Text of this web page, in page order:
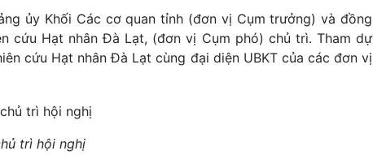
ủy Khối Các cơ quan tỉnh (đơn vị Cụm trưởng) và đồng
cứu Hạt nhân Đà Lạt, (đơn vị Cụm phó) chủ trì. Tham dự
cứu Hạt nhân Đà Lạt cùng đại diện UBKT của các đơn vị
trì hội nghị